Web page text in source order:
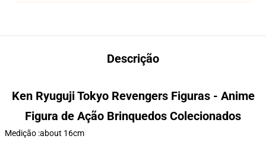
Descrição
Ken Ryuguji Tokyo Revengers Figuras - Anime
Figura de Ação Brinquedos Colecionados
Medição :about 16cm